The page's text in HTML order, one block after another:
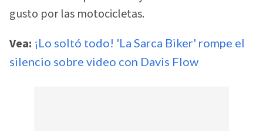
gusto por las motocicletas.
Vea: ¡Lo soltó todo! 'La Sarca Biker' rompe el
silencio sobre video con Davis Flow